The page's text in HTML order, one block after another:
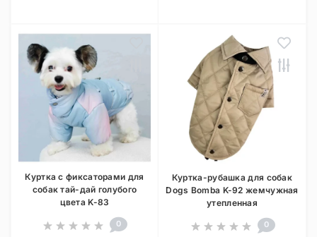
Куртка с фиксаторами для
собак тай-дай голубого
цвета K-83
0
Куртка-рубашка для собак
Dogs Bomba K-92 жемчужная
утепленная
0